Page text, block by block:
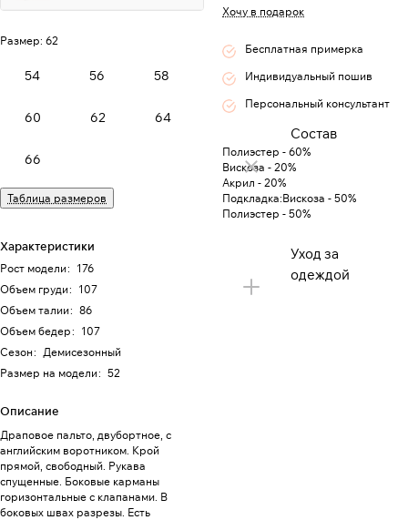
Размер: 62
54 56 58
60 62 64
66
Таблица размеров
Характеристики
Рост модели: 176
Объем груди: 107
Объем талии: 86
Объем бедер: 107
Сезон: Демисезонный
Размер на модели: 52
Описание
Драповое пальто, двубортное, с
английским воротником. Крой
прямой, свободный. Рукава
спущенные. Боковые карманы
горизонтальные с клапанами. В
боковых швах разрезы. Есть
Хочу в подарок
Бесплатная примерка
Индивидуальный пошив
Персональный консультант
Состав
Полиэстер - 60%
Вискоза - 20%
Акрил - 20%
Подкладка:Вискоза - 50%
Полиэстер - 50%
Уход за
одеждой